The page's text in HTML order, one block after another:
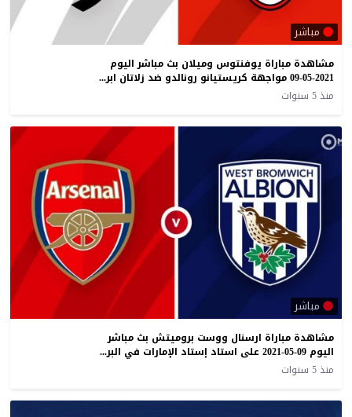
مباشر
مشاهدة مباراة يوفنتوس وميلان بث مباشر اليوم
09-05-2021 مواجهة كريستيانو رونالدو ضد زلاتان ابراهيموفيتش
منذ 5 سنوات
مباشر
مشاهدة مباراة ارسنال ووست بروميتش بث مباشر
اليوم 09-05-2021 على استاد إستاد الإمارات في البريمرليج
منذ 5 سنوات